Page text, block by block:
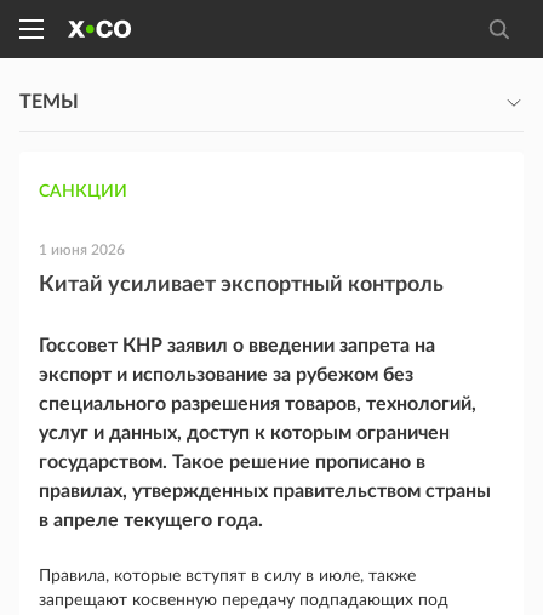
ТЕМЫ
САНКЦИИ
1 июня 2026
Китай усиливает экспортный контроль
Госсовет КНР заявил о введении запрета на
экспорт и использование за рубежом без
специального разрешения товаров, технологий,
услуг и данных, доступ к которым ограничен
государством. Такое решение прописано в
правилах, утвержденных правительством страны
в апреле текущего года.
Правила, которые вступят в силу в июле, также
запрещают косвенную передачу подпадающих под